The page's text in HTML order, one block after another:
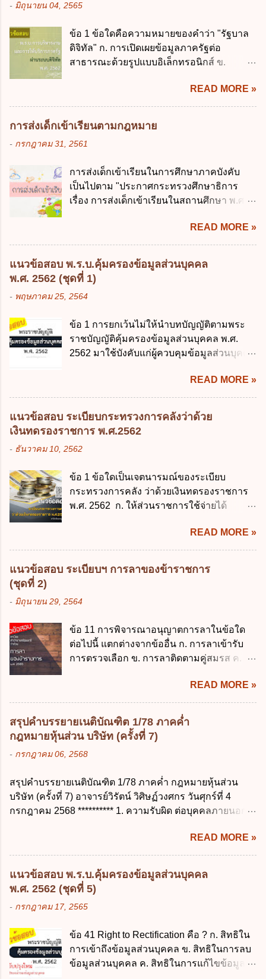
โปร่งใสและตรวจสอบได้ ข้อ 4. พระราช
บัญญัติวิธีการงบประมาณ พ.ศ. 2561 บัญญัติ
ให้การบริหา...
เกินร้อยละ 60 ข้อ 3 กฎหมายว่าด้วยวินัยการ
กฎหมายที่ให้จัดเก็บภาษีอากรหรือค่า
ธรรมเนียมเพิ่มขึ้นจากที่กำหนดไว้ในกฎหมาย
เพื่อการนำไปใช้จ่ายตามวัตถุประสงค์หรือเพื่อ
ข้อใด ก. เป็นไปตามความต้องการของชุมชน
ข. เพื่อป็นรายได้ขององค์กรปกครองส่วนท้อง
ถิ่น ค. มีเหตุจำเป็นหรือเหตุฉุกเฉินที่มิอาจหลีก
ปานกลางที่คณะรัฐมนตรีเห็นชอบแล้วไปใช้
ประกอบการพิจารณาในเรื่องต่อไปนี้ ยกเว้น
ข้อใด ก. การจัดเก็บหรือหารายได้ ข. การ
- มิถุนายน 04, 2565
ข้อ 1 ข้อใดคือความหมายของคำว่า "รัฐบาล
ดิจิทัล" ก. การเปิดเผยข้อมูลภาครัฐต่อ
สาธารณะด้วยรูปแบบอิเล็กทรอนิกส์ ข.
การบริหารงาน การให้บริการ การบูรณาการ
ข้อมูลภาครัฐ ค. วิธีการนำสัญลักษณ์ศูนย์และ
หนึ่ง เพื่อใช้สร้างระบบต่าง ๆ ง. สำนักงาน
พัฒนารัฐบาลดิจิทัล (องค์การมหาชน) ข้อ 2
การบริหารงานภาครัฐและการจัดทำบริการ
ดังต่อไปนี้ ยกเว้น ข้อใด ก. ให้มีการใช้ระบบ
ดิจิทัลอย่างคุ้มค่าและเต็มศักยภาพ ข. พัฒนา
โครงสร้างพื้นฐานด้านดิจิทัลที่จำเป็นให้เป็นไป
เครือข่ายดิจิทัล ง. เพิ่มประสิทธิภาคในการใช้
จ่ายงบประมาณให้เกิดความคุ้มค่าและเป็นไป
ตามเป้าหมาย ข้อ 3 ข้อใดกล่าวได้ถูกต้องที่สุด
เกี่ยวกับ "แผนพัฒนารัฐบาลดิจิทัล" ก. เป็นธร
รับผิดชอบในการบริหารจัดการข้อมูลของ
หน่วยงานของรัฐ ง. กำหนดกรอบและทิศทาง
การบริหารงานภาครัฐและการจัดทำบริการ
สาธารณะในรูปแบบดิจิทัล ข้อ 4 กรรมการ
พัฒนารัฐบาลดิจิทัลโดยตำแหน่ง ม...
READ MORE »
การส่งเด็กเข้าเรียนตามกฎหมาย
- กรกฎาคม 31, 2561
การส่งเด็กเข้าเรียนในการศึกษาภาคบังคับ
เป็นไปตาม "ประกาศกระทรวงศึกษาธิการ
เรื่อง การส่งเด็กเข้าเรียนในสถานศึกษา พ.ศ.
เรื่อง หลักเกณฑ์และวิธีการปฏิบัติสำหรับผู้ที่
มิใช่ผู้ปกครองซึ่งมีเด็กที่มีอายุในเกณฑ์การ
ศึกษาภาคบังคับอาศัยอยู่" ออกตามความใน
พระราชบัญญัติการศึกษาภาคบังคับ พ.ศ.
2545 ซึ่งเป็นกฎหมายที่มีโทษทางอาญา โดย
มีสาระสำคัญดังนี้ 1. คำว่า "เด็ก" หมายถึง เด็ก
เว้นแต่เด็กที่สอบได้ชั้นปีที่ 9 ของการศึกษา
ภาคบังคับแล้ว 2. ผู้ปกครอง คือ 2.1 บิดา
มารดา 2.2 บิดาหรือมารดา ซึ่งเป็นผู้ใช้
กฎหมายแพ่งและพาณิชย์ 2.4 บุคคลที่เด็ก
อยู่ด้วยเป็นประจำหรือที่เด็กอยู่รับใช้การงาน
3. ผู้ปกครองดังกล่าว มีหน้าที่ ส่งเด็กเข้าเรียน
ในสถานศึกษาในวันแรกของการเปิดเรียนภาค
การเปิดเรียนภาคต้น ถ้าสถานศึกษายังมิไ...
READ MORE »
แนวข้อสอบ พ.ร.บ.คุ้มครองข้อมูลส่วนบุคคล
พ.ศ. 2562 (ชุดที่ 1)
- พฤษภาคม 25, 2564
ข้อ 1 การยกเว้นไม่ให้นำบทบัญญัติตามพระ
ราชบัญญัติคุ้มครองข้อมูลส่วนบุคคล พ.ศ.
2562 มาใช้บังคับแก่ผู้ควบคุมข้อมูลส่วนบุคคล
ข. พระราชกำหนด ค. พระราชกฤษฎีกา ง. กฎ
กระทรวง ข้อ 2 กฎหมายตามข้อ 1 กำหนด
หน่วยงานและกิจการใดที่ผู้ควบคุมข้อมูลส่วน
รัฐทุกแห่ง ข. กิจการด้านการศึกษา ค. กิจการ
ข้อ 3 โดยหลัก ทั่วไป พระราชบัญญัติคุ้มครอง
ข้อมูลส่วนบุคคล พ.ศ. 2562 ใช้บังคับตั้งแต่วัน
ใด ก. 26 พฤษภาคม 2562 ข. 27 พฤษภาคม
พฤษภาคม 2562 ข้อ 4 "บุคคลหรือนิติบุคคล
ซึ่งมีอำนาจหน้าที่ตัดสินใจเกี่ยวกับการเก็บ
รวบรวม ใช้ หรือเปิดเผยข้อมูลส่วนบุคคล" คือ
มีอำนาจแต่งตั้งพนักงานเจ้าหน้าที่ตามพระ
ราชบัญญัติคุ้มครองข้อมูลส่วนบุคคล พ.ศ.
2562 ก. นายกรัฐมนตรี ข. รัฐมนตรีว่าการ
READ MORE »
แนวข้อสอบ ระเบียบกระทรวงการคลังว่าด้วย
เงินทดรองราชการ พ.ศ.2562
- ธันวาคม 10, 2562
ข้อ 1 ข้อใดเป็นเจตนารมณ์ของระเบียบ
กระทรวงการคลัง ว่าด้วยเงินทดรองราชการ
พ.ศ. 2562 ก. ให้ส่วนราชการใช้จ่ายได้
ส่วนราชการมีเงินทดรองราชการเพื่อรองจ่าย
ตามข้อผูกพันในการกู้เงินจากต่างประเทศ ค.
รองรับการปฏิบัติงานด้านการเงินการคลังตาม
สามารถรอการเบิกเงินจากงบประมาณได้ ข้อ
ราชการ พ.ศ. 2562 ออกโดยอาศัยกฎหมาย
แม่บทใด ก. พระราชบัญญัติวิธีการงบ
ประมาณ พ.ศ. 2561 ข. พระราชบัญญัติวินัย
บัญญัติเงินคงคลัง พ.ศ. 2491 ง. ระเบียบ
กระทรวงการคลัง ว่าด้วยการเบิกเงินจากคลัง
การรับเงิน การจ่ายเงิน การเก็บรักษาเงิน และ
การนำเงินส่งคลัง พ.ศ. 2562 ข้อ 3 ส่วน
สำรองจ่ายได้แห่งละไม่เกินเท่าใร ก. 100,000
บาท ข. 50,000 บาท ค. 30,000 บาท ง. 10,000
บาท ข้อ 4 ดอกเบี้ยที่เกิดจากการนำเงินทดรอง
READ MORE »
แนวข้อสอบ ระเบียบฯ การลาของข้าราชการ
(ชุดที่ 2)
- มิถุนายน 29, 2564
ข้อ 11 การพิจารณาอนุญาตการลาในข้อใด
ต่อไปนี้ แตกต่างจากข้ออื่น ก. การลาเข้ารับ
การตรวจเลือก ข. การลาติดตามคู่สมรส ค.
ปฏิบัติการวิจัย หรือดูงาน ข้อ 12 ข้อใด ไม่ ถูก
ต้องเกี่ยวกับการลาไปช่วยเหลือภริยาที่คลอด
บุตร ก. ต้องเป็นภริยาโดยชอบด้วยกฎหมาย ข.
ลาได้เพียงครั้งเดียว ค. ต้องลาภายใน 90 วัน
นับแต่วันที่คลอดบุตร ง. ลาได้ครั้งหนึ่งติดต่อ
กันไม่เกิน 15 วันทำการ ข้อ 13 สิทธิลากิจส่วน
เกิน 90 วัน ข. ลาต่อเนื่องจากการคลอดบุตรได้
ไม่เกิน 90 วันทำการ ค. ลาได้ไม่เกิน 120 วัน
ง. ลาต่อเนื่องจากการคลอดบุตรได้ไม่เกิน 150
รัฐมนตรี ว่าด้วยการลาของข้าราชการ พ.ศ.
2555 กำหนดให้ข้าราชการที่รับราชการติดต่อ
กันมาแล้วไม่น้อยกว่า 10 ปี มีสิทธินำวันลาพัก
ผ่อนสะสมรวมกับวันลาพักผ่อนในปีปัจจุบันได้
15 การลาติดตามคู่สมรส ต้องมีระยะเวลาไม่
เกินกำหนดในข้อใดเพื่อมิให้มีผลเป็นการลา
ออกจากราชการ ก. ไม่เกิน 2 ปี ข. ไม่เกิน 3...
READ MORE »
สรุปคำบรรยายเนติบัณฑิต 1/78 ภาคค่ำ
กฎหมายหุ้นส่วน บริษัท (ครั้งที่ 7)
- กรกฎาคม 06, 2568
สรุปคำบรรยายเนติบัณฑิต 1/78 ภาคค่ำ กฎหมายหุ้นส่วน
บริษัท (ครั้งที่ 7) อาจารย์วิรัตน์ วิศิษฏ์วงศกร วันศุกร์ที่ 4
กรกฎาคม 2568 ********** 1. ความรับผิด ต่อบุคคลภายนอก
คนใดคนหนึ่งได้จัดทำไปในทางที่เป็น ธรรมดาการค้าขาย
ของห้างหุ้นส่วน ม.1050 , 1025 โดยพิจารณาตามสภาพแห่ง
กิจการ การงานของห้าง และประเพณีทางการค้า -หุ้นส่วน
ต้องจัดการในนามของห้าง ไม่ว่าจะมีมูลเหตุจูงใจเพราะทุจริต
หรือมีอำนาจจัดการหรือไม่ก็ตาม จึงเป็นไปตามหลักกฎหมาย
ปิดปากหุ้นส่วนคนอื่น และหลักลูกหนี้ร่วมตามม.291 เพื่อ
เกิดมูลหนี้ใดก็ตาม รวมถึงมูลละเมิด 1.1) กรณีห้างหุ้นส่วน
สามัญจดทะเบียน เมื่อห้าง ผิดนัด ชำระหนี้ เจ้าหนี้ของห้างฯ
ชอบที่จะเรียกให้ชำระหนี้เอาแต่ผู้เป็นหุ้นส่วนคนใคคนหนึ่ง
READ MORE »
แนวข้อสอบ พ.ร.บ.คุ้มครองข้อมูลส่วนบุคคล
พ.ศ. 2562 (ชุดที่ 5)
- กรกฎาคม 17, 2565
ข้อ 41 Right to Rectification คือ ? ก. สิทธิใน
การเข้าถึงข้อมูลส่วนบุคคล ข. สิทธิในการลบ
ข้อมูลส่วนบุคคล ค. สิทธิในการแก้ไขข้อมูล